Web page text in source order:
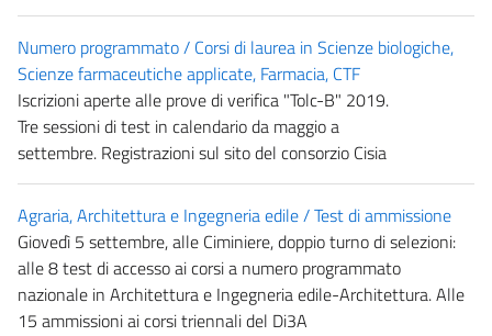
Numero programmato / Corsi di laurea in Scienze biologiche,
Scienze farmaceutiche applicate, Farmacia, CTF
Iscrizioni aperte alle prove di verifica "Tolc-B" 2019.
Tre sessioni di test in calendario da maggio a
settembre. Registrazioni sul sito del consorzio Cisia
Agraria, Architettura e Ingegneria edile / Test di ammissione
Giovedì 5 settembre, alle Ciminiere, doppio turno di selezioni:
alle 8 test di accesso ai corsi a numero programmato
nazionale in Architettura e Ingegneria edile-Architettura. Alle
15 ammissioni ai corsi triennali del Di3A